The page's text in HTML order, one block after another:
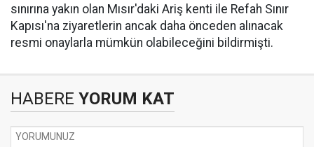
sınırına yakın olan Mısır'daki Ariş kenti ile Refah Sınır
Kapısı'na ziyaretlerin ancak daha önceden alınacak
resmi onaylarla mümkün olabileceğini bildirmişti.
HABERE YORUM KAT